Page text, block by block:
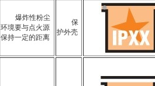
爆炸性粉尘
环境要与点火源
保持一定的距离
保
护外壳